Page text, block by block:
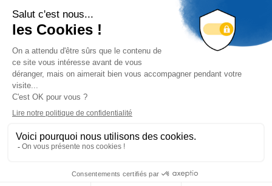
75 009 Paris
Espace Presse
Trouver un
professionnel
Nous suivre